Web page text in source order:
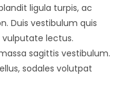
ligula turpis, ac
Duis vestibulum quis
lectus.
sagittis vestibulum.
sodales volutpat